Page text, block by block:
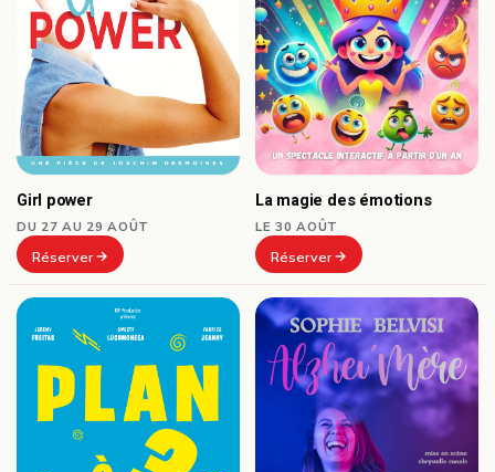
Girl power
DU 27 AU 29 AOÛT
Réserver
La magie des émotions
LE 30 AOÛT
Réserver